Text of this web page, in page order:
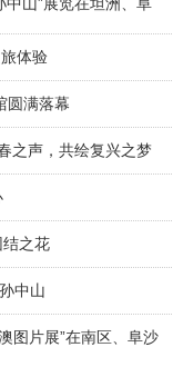
体验
圆满落幕
之声，共绘复兴之梦
之花
中山
图片展”在南区、阜沙